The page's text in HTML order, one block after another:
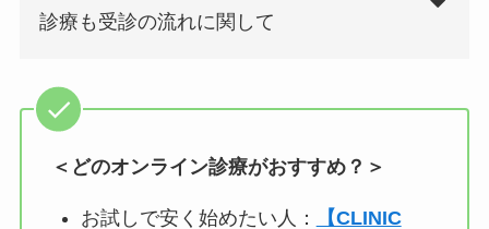
診療も受診の流れに関して
＜どのオンライン診療がおすすめ？＞
お試しで安く始めたい人： 【CLINIC